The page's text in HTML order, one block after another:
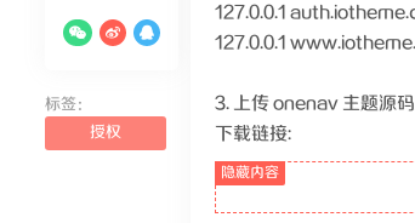
标签：
授权
127.0.0.1
127.0.0.1
3. 上传 onenav 主题源
下载链接: